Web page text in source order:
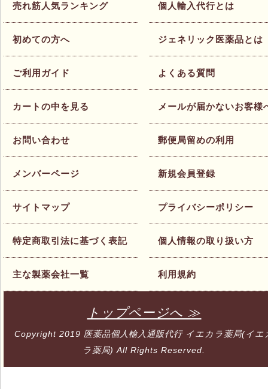
売れ筋人気ランキング
初めての方へ
ご利用ガイド
カートの中を見る
お問い合わせ
メンバーページ
サイトマップ
特定商取引法に基づく表記
主な製薬会社一覧
個人輸入代行とは
ジェネリック医薬品とは
よくある質問
メールが届かないお客様
郵便局留めの利用
新規会員登録
プライバシーポリシー
個人情報の取り扱い方
利用規約
トップページへ ≫
Copyright 2019 医薬品個人輸入通販代行 イエカラ薬局(イエ
ラ薬局) All Rights Reserved.